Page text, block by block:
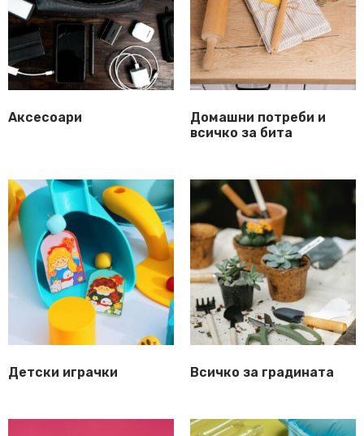
Аксесоари
Домашни потреби и
всичко за бита
Детски играчки Всичко за градината